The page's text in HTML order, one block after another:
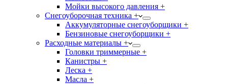
Мойки высокого давления +
Снегоуборочная техника +
Аккумуляторные снегоуборщики +
Бензиновые снегоуборщики +
Расходные материалы +
Головки триммерные +
Канистры +
Леска +
Масла +